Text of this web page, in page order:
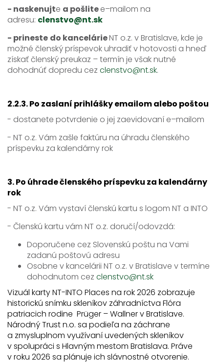
- naskenujte a pošlitee–mailom na
adresu: clenstvo@nt.sk
- prineste do kancelárieNT o.z. v Bratislave, kde je
možné členský príspevok uhradiť v hotovosti a hneď
získať členský preukaz – termín je však nutné
dohodnúť dopredu cez clenstvo@nt.sk.
2.2.3. Po zaslaní prihlášky emailom alebo poštou
- dostanete potvrdenie o jej zaevidovaní e–mailom
- NT o.z. Vám zašle faktúru na úhradu členského
príspevku za kalendárny rok
3. Po úhrade členského príspevku za kalendárny
rok
- NT o.z. Vám vystaví členskú kartu s logom NT a INTO
- Členskú kartu vám NT o.z. doručí/odovzdá:
Doporučene cez Slovenskú poštu na Vami
zadanú poštovú adresu
Osobne v kancelárii NT o.z. v Bratislave v termíne
dohodnutom cez clenstvo@nt.sk
Vizuál karty NT-INTO Places na rok 2026 zobrazuje
historickú snímku skleníkov záhradníctva Flóra
patriacich rodine Prüger – Wallner v Bratislave.
Národný Trust n.o. sa podieľa na záchrane
a zmysluplnom využívaní uvedených skleníkov
v spolupráci s Hlavným mestom Bratislava. Práve
v roku 2026 sa plánuje ich slávnostné otvorenie.